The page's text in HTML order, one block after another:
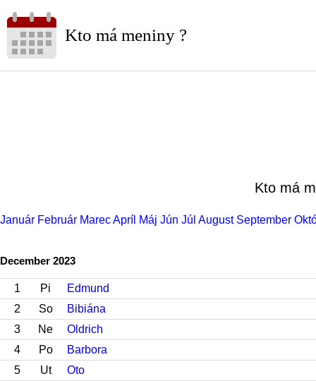
Kto má meniny ?
Kto má
Január Február MarecApríl Máj Jún Júl August September
December 2023
1 Pi
Edmund
2
So
Bibiána
3
Ne
Oldrich
4
Po
Barbora
5
Ut
Oto